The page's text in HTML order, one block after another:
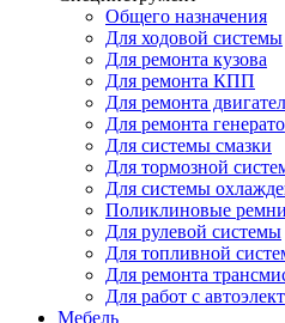
Общего назначения
Для ходовой системы
Для ремонта кузова
Для ремонта КПП
Для ремонта
Для ремонта
Для системы смазки
Для тормозной
Для системы
Поликлиновые ремни
Для рулевой системы
Для топливной
Для ремонта
Для работ с
Мебель